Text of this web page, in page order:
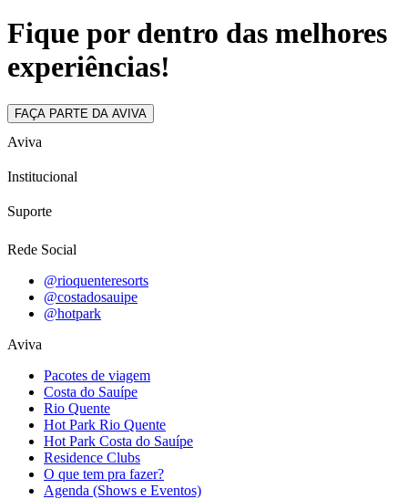
Fique por dentro das melhores
experiências!
FAÇA PARTE DA AVIVA
Aviva
Institucional
Suporte
Rede Social
@rioquenteresorts
@costadosauipe
@hotpark
Aviva
Pacotes de viagem
Costa do Sauípe
Rio Quente
Hot Park Rio Quente
Hot Park Costa do Sauípe
Residence Clubs
O que tem pra fazer?
Agenda (Shows e Eventos)